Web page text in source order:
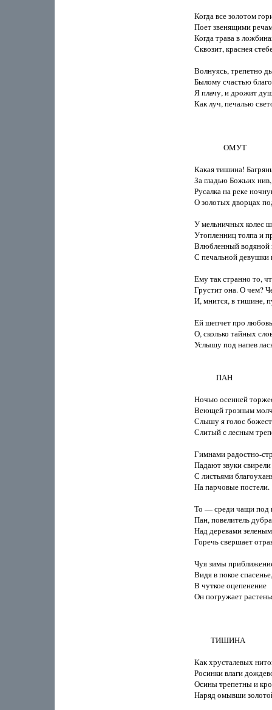
Когда все золотом
Поет звенящими
Когда трава в
Сквозит, краснея
Волнуясь, трепетно
Былому счастью
Я плачу, и дрожит
Как луч, печалью
                ОМУТ
Какая тишина!
За гладью Божьих
Русалка на реке
О золотых дворцах
У мельничных колес
Утопленниц толпа и
Влюбленный водяной
С печальной
Ему так странно то,
Грустит она. О чем?
И, мнится, в тишине,
Ей шепчет про
О, сколько тайных
Услышу под напев
            ПАН
Ночью осенней
Веющей грозным
Слышу я голос
Слитый с лесным
Гимнами радостно-
Падают звуки свирели
С листьями
На парчовые постели.
То — среди чащи под
Пан, повелитель
Над деревами
Горечь свершает
Чуя зимы
Видя в покое спасенье,
В чуткое оцепенение
Он погружает
         ТИШИНА
Как хрусталевых
Росинки влаги
Осины трепетны и
Наряд омывши